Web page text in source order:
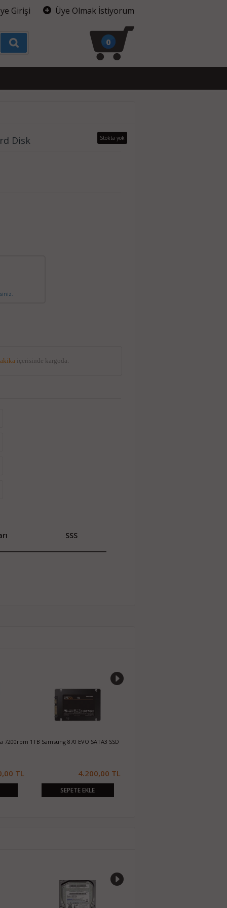
Girişi Üye Olmak İstiyorum
0
Stokta yok
Disk
içerisinde kargoda.
SSS
7200rpm
TL
1TB Samsung 870 EVO SATA3 SSD
4.200,00 TL
SEPETE EKLE